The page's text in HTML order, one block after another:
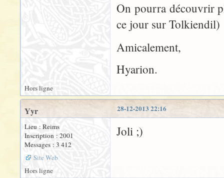
On pourra découvrir
ce jour sur
Amicalement,
Hyarion.
Hors ligne
28-12-2013 22:16
Yyr
Lieu : Reims
Inscription : 2001
Messages : 3 412
Site Web
Joli ;)
Hors ligne